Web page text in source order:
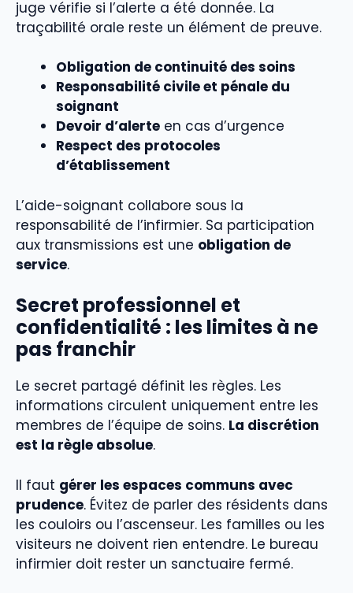
juge vérifie si l’alerte a été donnée. La
traçabilité orale reste un élément de preuve.
Obligation de continuité des soins
Responsabilité civile et pénale du
soignant
Devoir d’alerte en cas d’urgence
Respect des protocoles
d’établissement
L’aide-soignant collabore sous la
responsabilité de l’infirmier. Sa participation
aux transmissions est une obligation de
service.
Secret professionnel et
confidentialité : les limites à ne
pas franchir
Le secret partagé définit les règles. Les
informations circulent uniquement entre les
membres de l’équipe de soins. La discrétion
est la règle absolue.
Il faut gérer les espaces communs avec
prudence. Évitez de parler des résidents dans
les couloirs ou l’ascenseur. Les familles ou les
visiteurs ne doivent rien entendre. Le bureau
infirmier doit rester un sanctuaire fermé.